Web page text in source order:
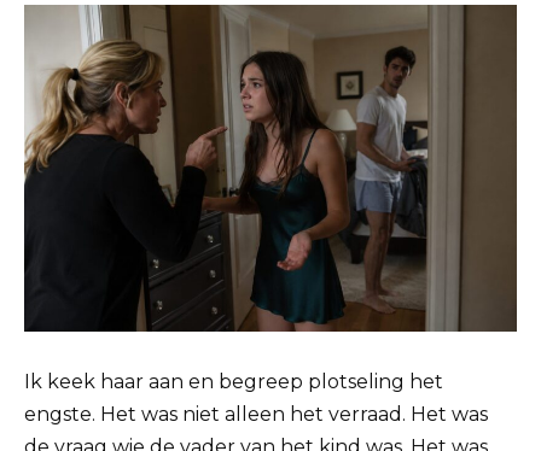
Ik keek haar aan en begreep plotseling het
engste. Het was niet alleen het verraad. Het was
de vraag wie de vader van het kind was. Het was